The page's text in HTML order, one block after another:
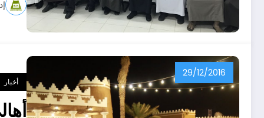
29/12/2016
أخبار